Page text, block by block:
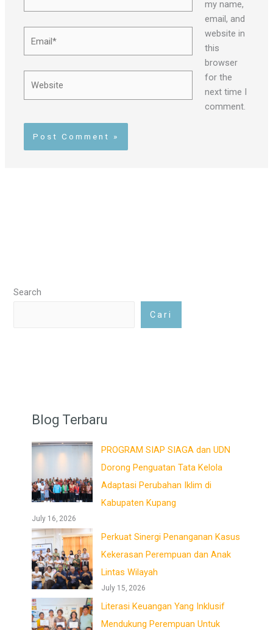
my name,
email, and
website in
this
browser
for the
next time I
comment.
Search
Cari
Blog Terbaru
PROGRAM SIAP SIAGA dan UDN
Dorong Penguatan Tata Kelola
Adaptasi Perubahan Iklim di
Kabupaten Kupang
July 16, 2026
Perkuat Sinergi Penanganan Kasus
Kekerasan Perempuan dan Anak
Lintas Wilayah
July 15, 2026
Literasi Keuangan Yang Inklusif
Mendukung Perempuan Untuk